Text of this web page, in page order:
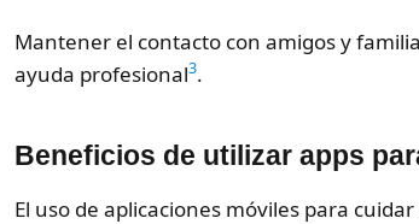
Mantener el contacto con amigos y
ayuda profesional3.
Beneficios de utilizar apps
El uso de aplicaciones móviles para